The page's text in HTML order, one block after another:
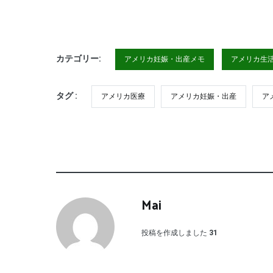
カテゴリー: アメリカ妊娠・出産メモ アメリカ生
タグ : アメリカ医療 アメリカ妊娠・出産 ア
Mai
投稿を作成しました 31